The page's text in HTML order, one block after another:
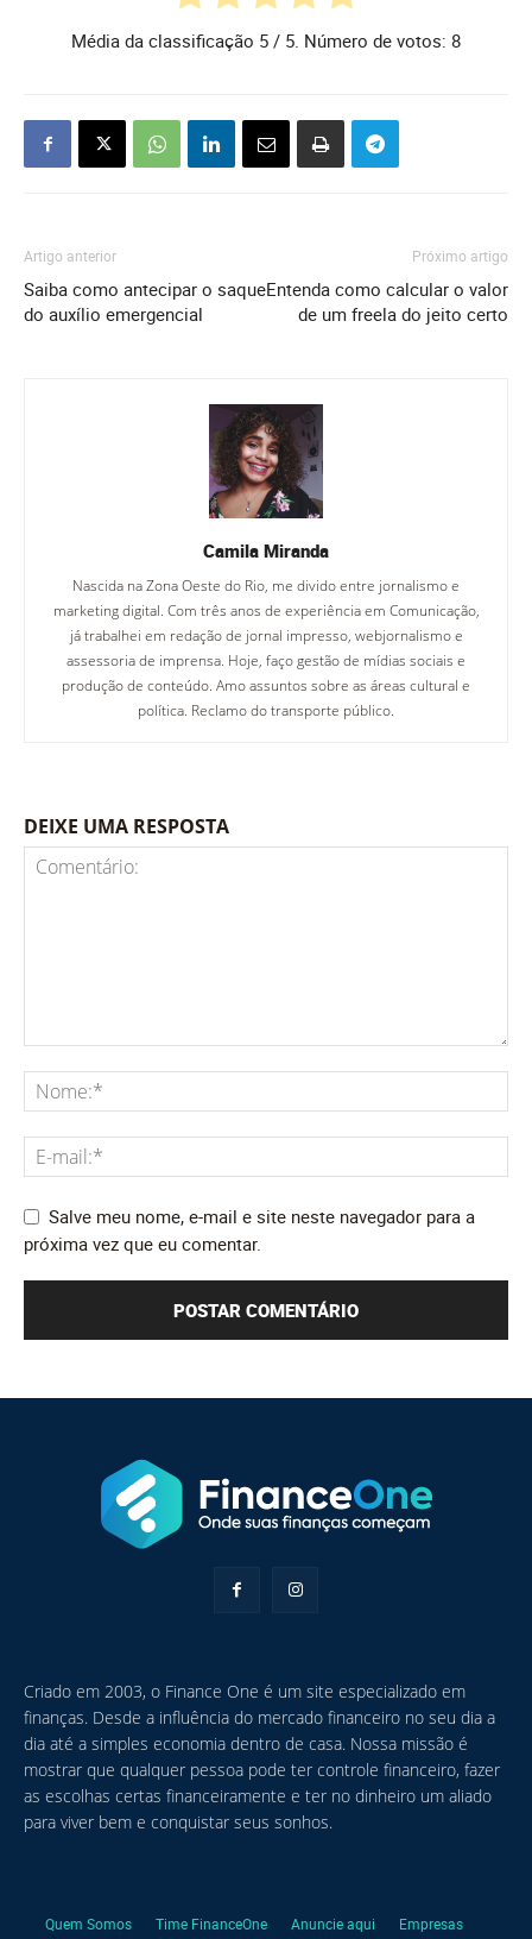
Média da classificação 5 / 5. Número de votos: 8
Artigo anterior
Saiba como antecipar o saque
do auxílio emergencial
Próximo artigo
Entenda como calcular o valor
de um freela do jeito certo
Camila Miranda
Nascida na Zona Oeste do Rio, me divido entre jornalismo e
marketing digital. Com três anos de experiência em Comunicação,
já trabalhei em redação de jornal impresso, webjornalismo e
assessoria de imprensa. Hoje, faço gestão de mídias sociais e
produção de conteúdo. Amo assuntos sobre as áreas cultural e
política. Reclamo do transporte público.
DEIXE UMA RESPOSTA
Salve meu nome, e-mail e site neste navegador para a
próxima vez que eu comentar.
Criado em 2003, o Finance One é um site especializado em
finanças. Desde a influência do mercado financeiro no seu dia a
dia até a simples economia dentro de casa. Nossa missão é
mostrar que qualquer pessoa pode ter controle financeiro, fazer
as escolhas certas financeiramente e ter no dinheiro um aliado
para viver bem e conquistar seus sonhos.
Quem Somos Time FinanceOne Anuncie aqui
Empresas